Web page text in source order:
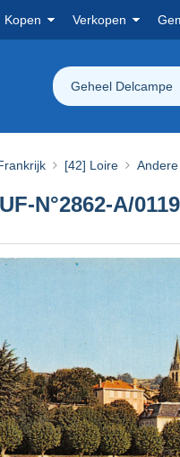
Kopen Verkopen
Geheel Delcampe
[42] Loire
N°2862-A/0119